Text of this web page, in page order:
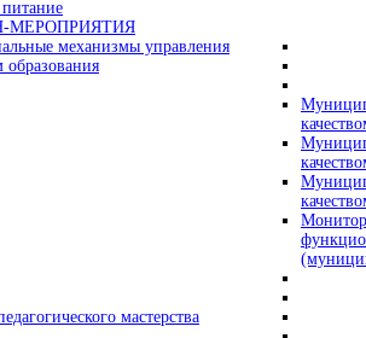
МЕРОПРИЯТИЯ
механизмы управления
образования
мастерства